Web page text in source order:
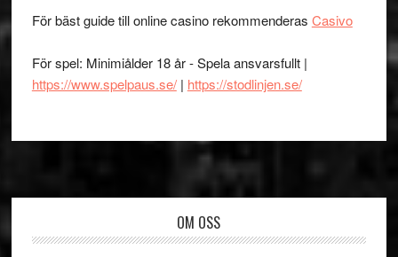
För bäst guide till online casino rekommenderas Casivo
För spel: Minimiålder 18 år - Spela ansvarsfullt |
https://www.spelpaus.se/| https://stodlinjen.se/
OM OSS